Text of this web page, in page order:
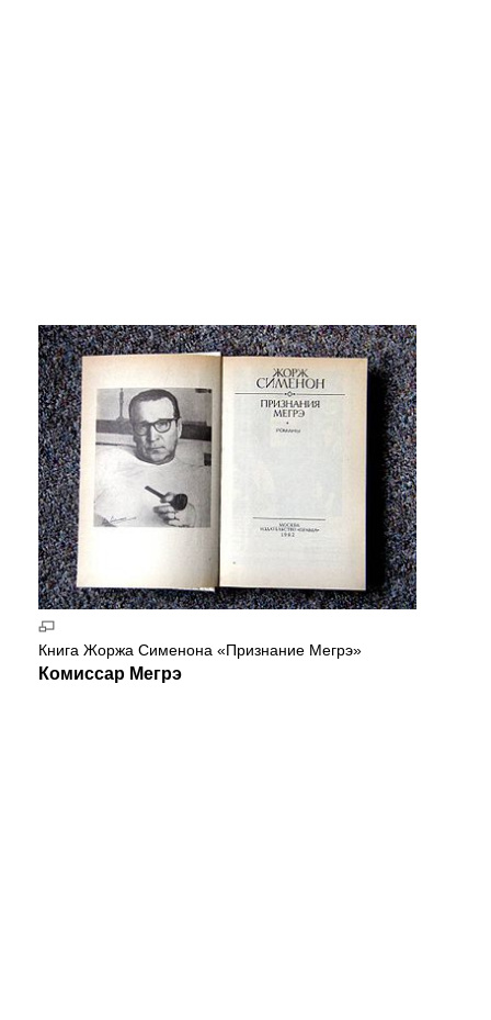
Книга Жоржа Сименона «Признание Мегрэ»
Комиссар Мегрэ